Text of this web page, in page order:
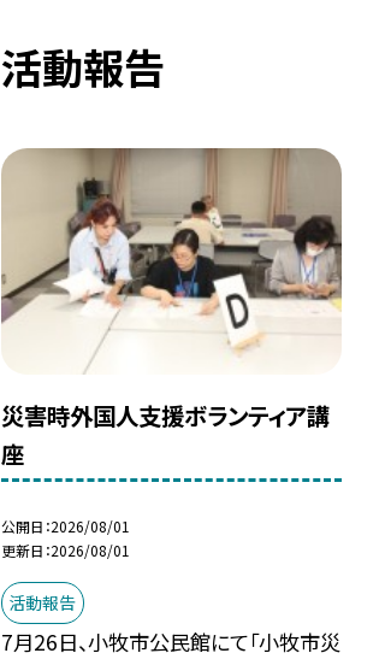
活動報告
災害時外国人支援ボランティア講
座
公開日 2026/08/01
更新日 2026/08/01
活動報告
7月26日、小牧市公民館にて「小牧市災